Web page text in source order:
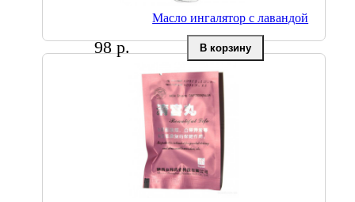
Масло ингалятор с лавандой
98 р.